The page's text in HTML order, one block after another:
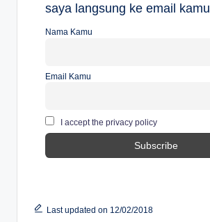
saya langsung ke email kamu
Nama Kamu
Email Kamu
I accept the privacy policy
Last updated on 12/02/2018